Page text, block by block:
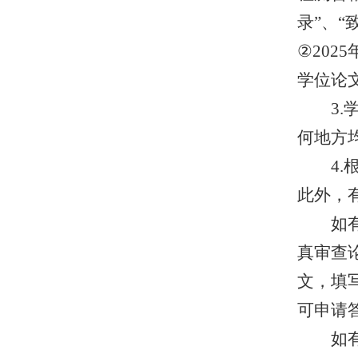
录”、 “
②2025
学位论
3.
何地方
4.
此外，
如
真审查
文，填
可申请
如